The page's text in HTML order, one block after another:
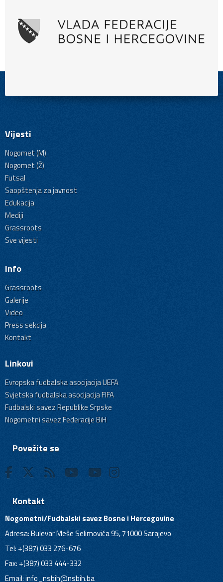
Vijesti
Nogomet (M)
Nogomet (Ž)
Futsal
Saopštenja za javnost
Edukacija
Mediji
Grassroots
Sve vijesti
Info
Grassroots
Galerije
Video
Press sekcija
Kontakt
Linkovi
Evropska fudbalska asocijacija UEFA
Svjetska fudbalska asocijacija FIFA
Fudbalski savez Republike Srpske
Nogometni savez Federacije BiH
Povežite se
Kontakt
Nogometni/Fudbalski savez Bosne i Hercegovine
Adresa: Bulevar Meše Selimovića 95, 71000 Sarajevo
Tel: +(387) 033 276-676
Fax: +(387) 033 444-332
Email:info_nsbih@nsbih.ba